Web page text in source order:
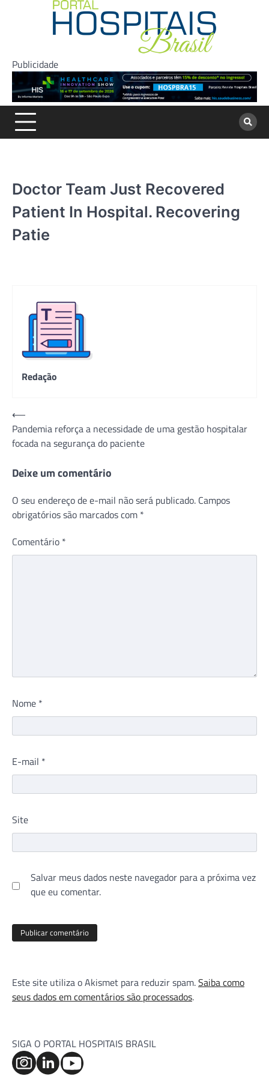
Publicidade
Doctor Team Just Recovered
Patient In Hospital. Recovering
Patie
Redação
Navegação
de
Post
⟵
Pandemia reforça a necessidade de uma gestão hospitalar
focada na segurança do paciente
Deixe um comentário
O seu endereço de e-mail não será publicado. Campos
obrigatórios são marcados com *
Comentário *
Nome *
E-mail *
Site
Salvar meus dados neste navegador para a próxima vez
que eu comentar.
Este site utiliza o Akismet para reduzir spam.Saiba como
seus dados em comentários são processados.
SIGA O PORTAL HOSPITAIS BRASIL